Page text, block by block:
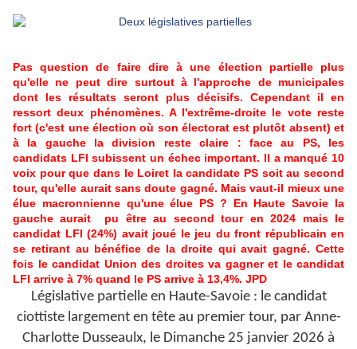
Pas question de faire dire à une élection partielle plus
qu'elle ne peut dire surtout à l'approche de municipales
dont les résultats seront plus décisifs. Cependant il en
ressort deux phénomènes. A l'extrême-droite le vote reste
fort (c'est une élection où son électorat est plutôt absent) et
à la gauche la division reste claire : face au PS, les
candidats LFI subissent un échec important. Il a manqué 10
voix pour que dans le Loiret la candidate PS soit au second
tour, qu'elle aurait sans doute gagné. Mais vaut-il mieux une
élue macronnienne qu'une élue PS ? En Haute Savoie la
gauche aurait pu être au second tour en 2024 mais le
candidat LFI (24%) avait joué le jeu du front républicain en
se retirant au bénéfice de la droite qui avait gagné. Cette
fois le candidat Union des droites va gagner et le candidat
LFI arrive à 7% quand le PS arrive à 13,4%. JPD
Législative partielle en Haute-Savoie : le candidat
ciottiste largement en tête au premier tour, par Anne-
Charlotte Dusseaulx, le Dimanche 25 janvier 2026 à